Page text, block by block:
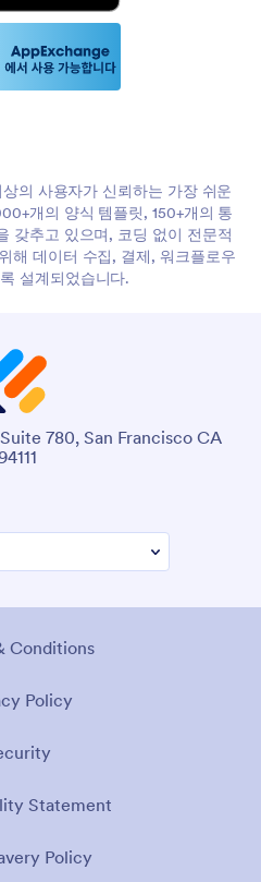
의 사용자가 신뢰하는 가장 쉬운
개의 양식 템플릿, 150+개의 통
갖추고 있으며, 코딩 없이 전문적
해 데이터 수집, 결제, 워크플로우
설계되었습니다.
780, San Francisco CA
Conditions
Policy
Statement
Policy